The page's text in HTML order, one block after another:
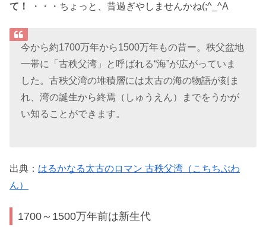
て！
・・・ちょっと、昔過ぎやしませんかね(;^_^A
今から約1700万年から1500万年もの昔ー。秩父盆地
一帯に「古秩父湾」と呼ばれる“海”が広がっていま
した。古秩父湾の堆積層には太古の海の物語が刻ま
れ、湾の誕生から終焉（しゅうえん）までをうかが
い知ることができます。
出典： はるかなる太古のロマン 古秩父湾（こちちぶわ
ん）
1700～1500万年前は新生代